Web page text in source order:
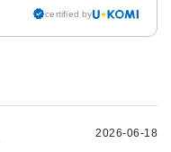
certified by
2026-06-18